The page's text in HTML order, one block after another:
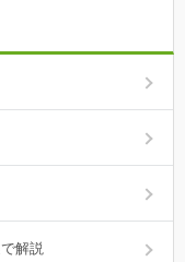
解説